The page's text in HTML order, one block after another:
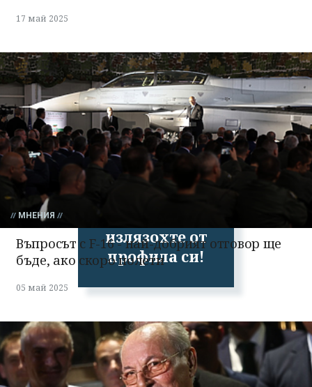
излязохте от
профила си!
17 май 2025
МНЕНИЯ
Въпросът с F-16 - най-добрият отговор ще
бъде, ако скоро полети
05 май 2025